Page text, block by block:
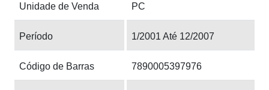
Unidade de Venda PC
Período 1/2001 Até 12/2007
Código de Barras 7890005397976